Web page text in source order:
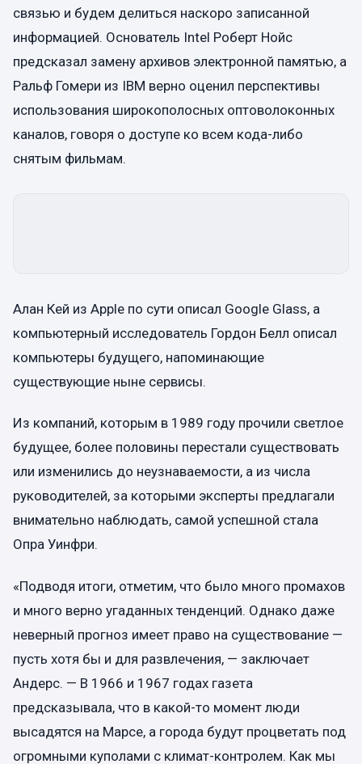
связью и будем делиться наскоро записанной
информацией. Основатель Intel Роберт Нойс
предсказал замену архивов электронной памятью, а
Ральф Гомери из IBM верно оценил перспективы
использования широкополосных оптоволоконных
каналов, говоря о доступе ко всем кода-либо
снятым фильмам.
Алан Кей из Apple по сути описал Google Glass, а
компьютерный исследователь Гордон Белл описал
компьютеры будущего, напоминающие
существующие ныне сервисы.
Из компаний, которым в 1989 году прочили светлое
будущее, более половины перестали существовать
или изменились до неузнаваемости, а из числа
руководителей, за которыми эксперты предлагали
внимательно наблюдать, самой успешной стала
Опра Уинфри.
«Подводя итоги, отметим, что было много промахов
и много верно угаданных тенденций. Однако даже
неверный прогноз имеет право на существование —
пусть хотя бы и для развлечения, — заключает
Андерс. — В 1966 и 1967 годах газета
предсказывала, что в какой-то момент люди
высадятся на Марсе, а города будут процветать под
огромными куполами с климат-контролем. Как мы